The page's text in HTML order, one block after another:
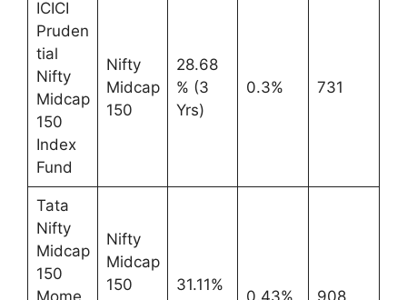
ICICI
Pruden
tial
Nifty
Midcap
150
Index
Fund
Nifty
Midcap
150
28.68
% (3
Yrs)
0.3% 731
Tata
Nifty
Midcap
150
Nifty
Midcap
150
31.11%